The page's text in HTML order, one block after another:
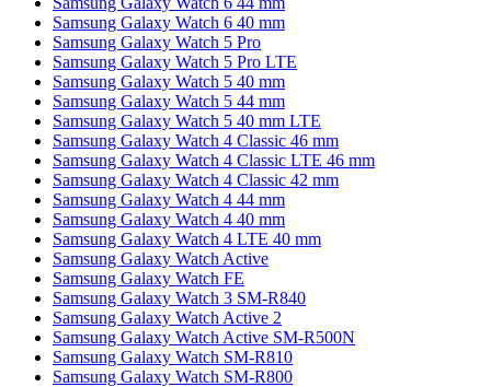
Samsung Galaxy Watch 6 40 mm
Samsung Galaxy Watch 5 Pro
Samsung Galaxy Watch 5 Pro LTE
Samsung Galaxy Watch 5 40 mm
Samsung Galaxy Watch 5 44 mm
Samsung Galaxy Watch 5 40 mm LTE
Samsung Galaxy Watch 4 Classic 46 mm
Samsung Galaxy Watch 4 Classic LTE 46 mm
Samsung Galaxy Watch 4 Classic 42 mm
Samsung Galaxy Watch 4 44 mm
Samsung Galaxy Watch 4 40 mm
Samsung Galaxy Watch 4 LTE 40 mm
Samsung Galaxy Watch Active
Samsung Galaxy Watch FE
Samsung Galaxy Watch 3 SM-R840
Samsung Galaxy Watch Active 2
Samsung Galaxy Watch Active SM-R500N
Samsung Galaxy Watch SM-R810
Samsung Galaxy Watch SM-R800